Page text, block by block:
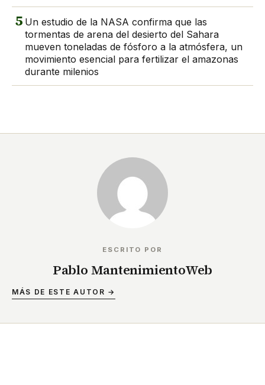
5 Un estudio de la NASA confirma que las
tormentas de arena del desierto del Sahara
mueven toneladas de fósforo a la atmósfera, un
movimiento esencial para fertilizar el amazonas
durante milenios
ESCRITO POR
Pablo MantenimientoWeb
MÁS DE ESTE AUTOR →